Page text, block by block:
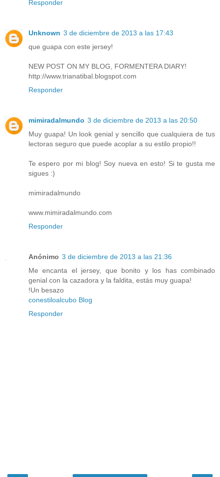
Responder
Unknown 3 de diciembre de 2013 a las 17:43
que guapa con este jersey!
NEW POST ON MY BLOG, FORMENTERA DIARY!
http://www.trianatibal.blogspot.com
Responder
mimiradalmundo 3 de diciembre de 2013 a las 20:50
Muy guapa! Un look genial y sencillo que cualquiera de tus
lectoras seguro que puede acoplar a su estilo propio!!
Te espero por mi blog! Soy nueva en esto! Si te gusta me
sigues :)
mimiradalmundo
www.mimiradalmundo.com
Responder
Anónimo 3 de diciembre de 2013 a las 21:36
Me encanta el jersey, que bonito y los has combinado
genial con la cazadora y la faldita, estás muy guapa!
!Un besazo
conestiloalcubo Blog
Responder